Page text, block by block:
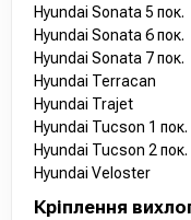
Hyundai Sonata 5 пок.
Hyundai Sonata 6 пок.
Hyundai Sonata 7 пок.
Hyundai Terracan
Hyundai Trajet
Hyundai Tucson 1 пок.
Hyundai Tucson 2 пок.
Hyundai Veloster
Кріплення